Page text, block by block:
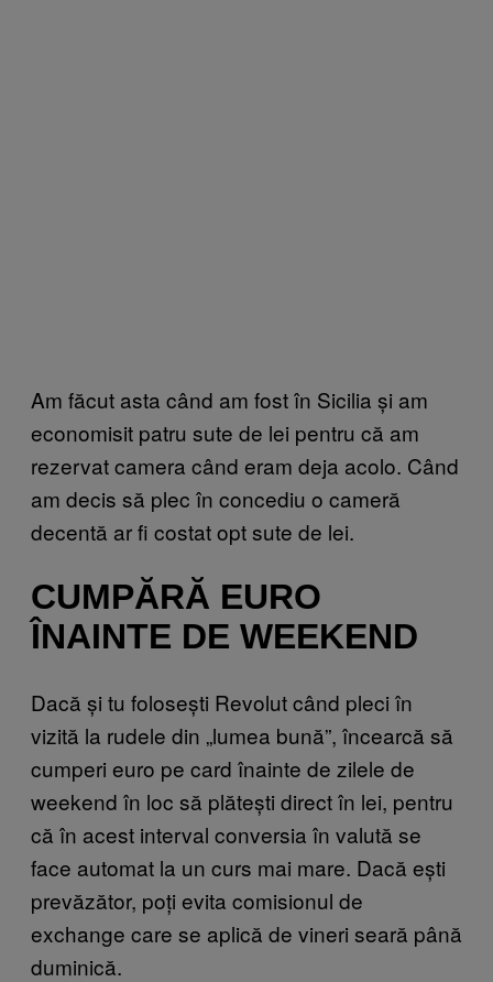
Am făcut asta când am fost în Sicilia și am
economisit patru sute de lei pentru că am
rezervat camera când eram deja acolo. Când
am decis să plec în concediu o cameră
decentă ar fi costat opt sute de lei.
CUMPĂRĂ EURO
ÎNAINTE DE WEEKEND
Dacă și tu folosești Revolut când pleci în
vizită la rudele din „lumea bună”, încearcă să
cumperi euro pe card înainte de zilele de
weekend în loc să plătești direct în lei, pentru
că în acest interval conversia în valută se
face automat la un curs mai mare. Dacă ești
prevăzător, poți evita comisionul de
exchange care se aplică de vineri seară până
duminică.